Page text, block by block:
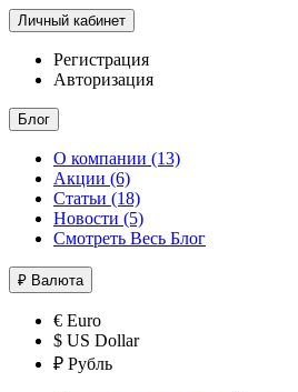
Личный кабинет
Регистрация
Авторизация
Блог
О компании (13)
Акции (6)
Статьи (18)
Новости (5)
Смотреть Весь Блог
₽ Валюта
€ Euro
$ US Dollar
₽ Рубль